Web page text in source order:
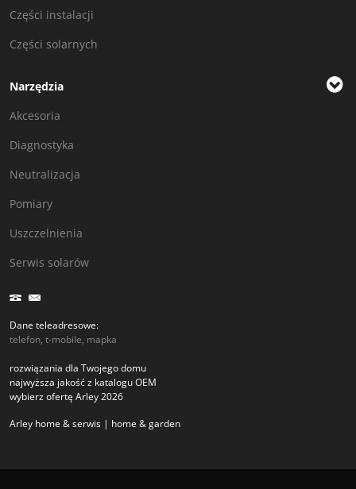
Części instalacji
Części solarnych
Narzędzia
Akcesoria
Diagnostyka
Neutralizacja
Pomiary
Uszczelnienia
Serwis solarów
Dane teleadresowe:
telefon, t-mobile, mapka
rozwiązania dla Twojego domu
najwyższa jakość z katalogu OEM
wybierz ofertę Arley 2026
Arley home & serwis | home & garden